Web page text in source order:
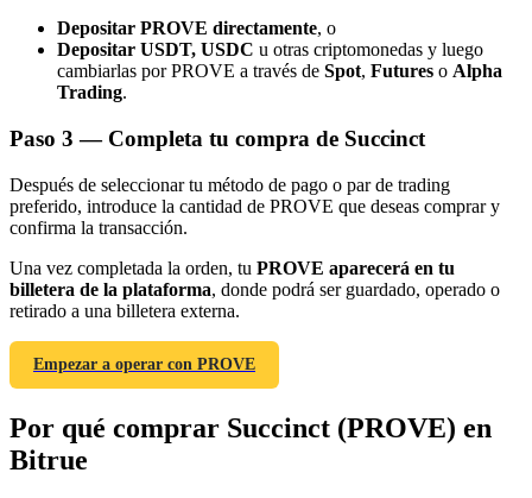
Referencia
Invita a un amigo para recibir recompensas en efectivo
Share 500000 CASHCAT prize pool
Depositar PROVE directamente, o
Depositar USDT, USDC u otras criptomonedas y luego
cambiarlas por PROVE a través de Spot, Futures o Alpha
Trading.
Paso 3 — Completa tu compra de Succinct
Después de seleccionar tu método de pago o par de trading
preferido, introduce la cantidad de PROVE que deseas comprar y
confirma la transacción.
Una vez completada la orden, tu PROVE aparecerá en tu
billetera de la plataforma, donde podrá ser guardado, operado o
retirado a una billetera externa.
Empezar a operar con PROVE
Por qué comprar Succinct (PROVE) en
Bitrue